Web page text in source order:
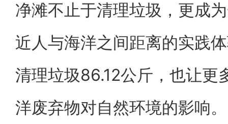
净滩不止于清理垃圾，更成
近人与海洋之间距离的实践
清理垃圾86.12公斤，也让更
洋废弃物对自然环境的影响。